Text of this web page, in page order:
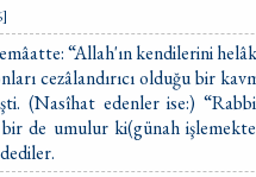
“Allah'ın kendilerini
cezâlandırıcı olduğu bir
(Nasîhat edenler ise:)
de umulur ki(günah